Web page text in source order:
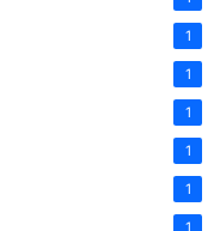
1
1
1
1
1